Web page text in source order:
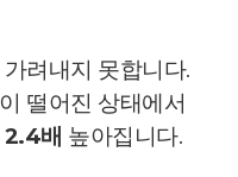
려내지 못합니다.
떨어진 상태에서
2.4배 높아집니다.